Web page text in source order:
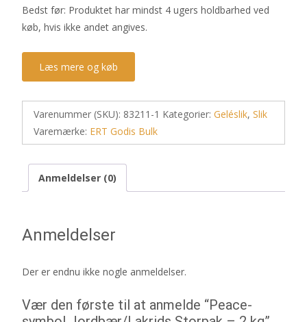
Bedst før: Produktet har mindst 4 ugers holdbarhed ved
køb, hvis ikke andet angives.
Læs mere og køb
Varenummer (SKU): 83211-1 Kategorier: Geléslik, Slik
Varemærke: ERT Godis Bulk
Anmeldelser (0)
Anmeldelser
Der er endnu ikke nogle anmeldelser.
Vær den første til at anmelde “Peace-